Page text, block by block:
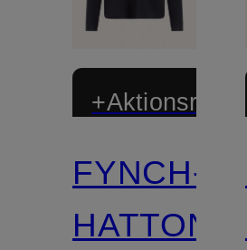
+Aktionsrabatt
FYNCH-
HATTON